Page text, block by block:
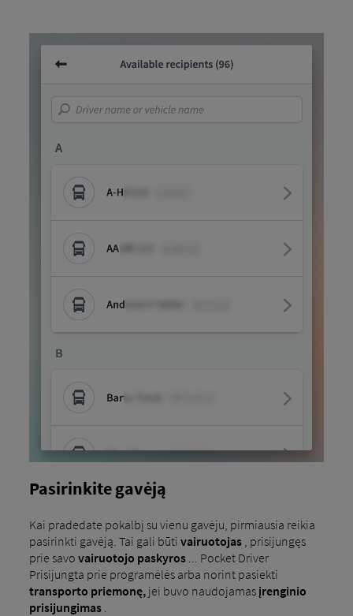
Pasirinkite gavėją
Kai pradedate pokalbį su vienu gavėju, pirmiausia reikia
pasirinkti gavėją. Tai gali būti vairuotojas, prisijungęs
prie savo vairuotojo paskyros... Pocket Driver
Prisijungta prie programėlės arba norint pasiekti
transporto priemonę,jei buvo naudojamas įrenginio
prisijungimas.